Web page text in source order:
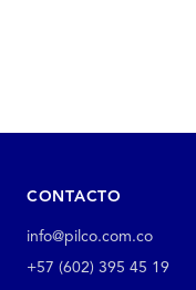
CONTACTO
info@pilco.com.co
+57 (602) 395 45 19